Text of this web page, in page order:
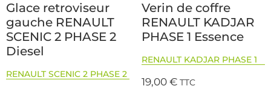
Glace retroviseur
gauche RENAULT
SCENIC 2 PHASE 2
Diesel
RENAULT SCENIC 2 PHASE 2
Verin de coffre
RENAULT KADJAR
PHASE 1 Essence
RENAULT KADJAR PHASE 1
19,00€ TTC